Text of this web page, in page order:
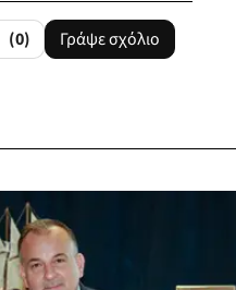
(0) Γράψε σχόλιο